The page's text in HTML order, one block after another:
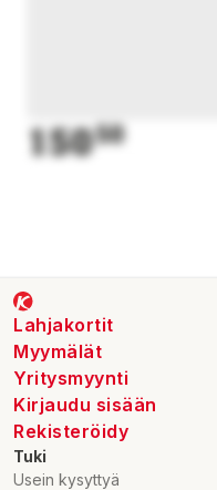
15050
Lahjakortit
Myymälät
Yritysmyynti
Kirjaudu sisään
Rekisteröidy
Tuki
Usein kysyttyä